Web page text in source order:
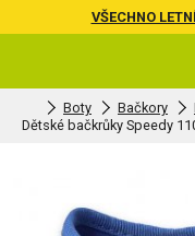
VŠECHNO
Boty Bačkory
Dětské bačkrůky Speedy